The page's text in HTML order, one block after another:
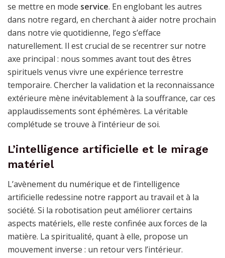
se mettre en mode service. En englobant les autres
dans notre regard, en cherchant à aider notre prochain
dans notre vie quotidienne, l’ego s’efface
naturellement. Il est crucial de se recentrer sur notre
axe principal : nous sommes avant tout des êtres
spirituels venus vivre une expérience terrestre
temporaire. Chercher la validation et la reconnaissance
extérieure mène inévitablement à la souffrance, car ces
applaudissements sont éphémères. La véritable
complétude se trouve à l’intérieur de soi.
L’intelligence artificielle et le mirage
matériel
L’avènement du numérique et de l’intelligence
artificielle redessine notre rapport au travail et à la
société. Si la robotisation peut améliorer certains
aspects matériels, elle reste confinée aux forces de la
matière. La spiritualité, quant à elle, propose un
mouvement inverse : un retour vers l’intérieur.